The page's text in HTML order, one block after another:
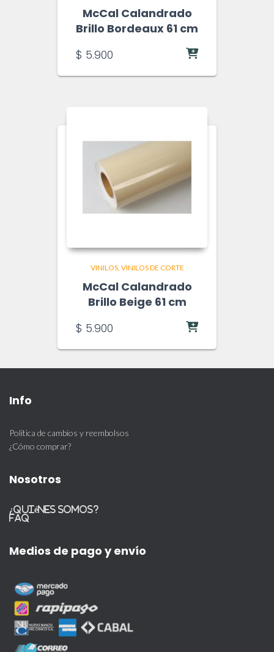
McCal Calandrado
Brillo Bordeaux 61 cm
$ 5.900
VINILOS VINILOS DE CORTE
McCal Calandrado
Brillo Beige 61 cm
$ 5.900
Info
Política de cambios y reembolsos
¿Cómo comprar?
Nosotros
¿Quiénes somos?
FAQ
Medios de pago y envío